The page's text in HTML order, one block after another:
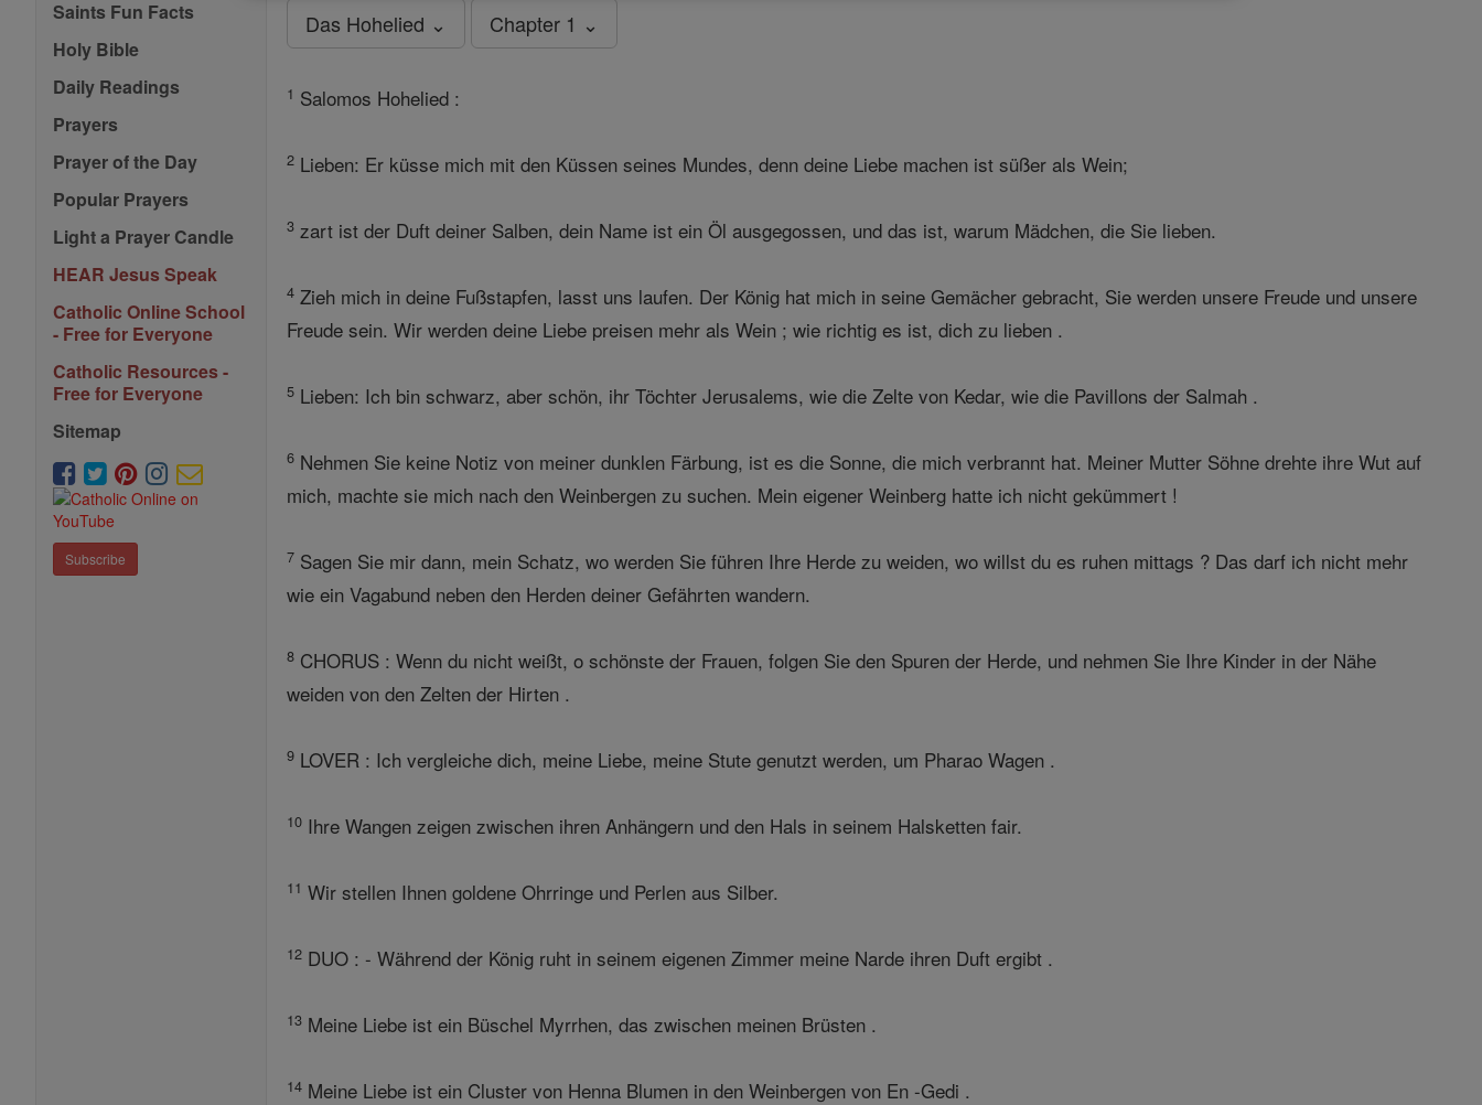
Saints Fun Facts
Holy Bible
Daily Readings
Prayers
Prayer of the Day
Popular Prayers
Light a Prayer Candle
HEAR Jesus Speak
Catholic Online School
- Free for Everyone
Catholic Resources -
Free for Everyone
Sitemap
Subscribe
Das Hohelied ⌄ Chapter 1 ⌄
1 Salomos Hohelied :
2 Lieben: Er küsse mich mit den Küssen seines Mundes, denn deine Liebe machen ist süßer als Wein;
3 zart ist der Duft deiner Salben, dein Name ist ein Öl ausgegossen, und das ist, warum Mädchen, die Sie lieben.
4 Zieh mich in deine Fußstapfen, lasst uns laufen. Der König hat mich in seine Gemächer gebracht, Sie werden unsere Freude und unsere
Freude sein. Wir werden deine Liebe preisen mehr als Wein ; wie richtig es ist, dich zu lieben .
5 Lieben: Ich bin schwarz, aber schön, ihr Töchter Jerusalems, wie die Zelte von Kedar, wie die Pavillons der Salmah .
6 Nehmen Sie keine Notiz von meiner dunklen Färbung, ist es die Sonne, die mich verbrannt hat. Meiner Mutter Söhne drehte ihre Wut auf
mich, machte sie mich nach den Weinbergen zu suchen. Mein eigener Weinberg hatte ich nicht gekümmert !
7 Sagen Sie mir dann, mein Schatz, wo werden Sie führen Ihre Herde zu weiden, wo willst du es ruhen mittags ? Das darf ich nicht mehr
wie ein Vagabund neben den Herden deiner Gefährten wandern.
8 CHORUS : Wenn du nicht weißt, o schönste der Frauen, folgen Sie den Spuren der Herde, und nehmen Sie Ihre Kinder in der Nähe
weiden von den Zelten der Hirten .
9 LOVER : Ich vergleiche dich, meine Liebe, meine Stute genutzt werden, um Pharao Wagen .
10 Ihre Wangen zeigen zwischen ihren Anhängern und den Hals in seinem Halsketten fair.
11 Wir stellen Ihnen goldene Ohrringe und Perlen aus Silber.
12 DUO : - Während der König ruht in seinem eigenen Zimmer meine Narde ihren Duft ergibt .
13 Meine Liebe ist ein Büschel Myrrhen, das zwischen meinen Brüsten .
14 Meine Liebe ist ein Cluster von Henna Blumen in den Weinbergen von En -Gedi .